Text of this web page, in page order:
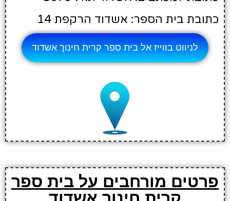
כתובת בית הספר: אשדוד הרקפת 14
לניווט בווייז אל בית ספר קרית חינוך אשדוד
פרטים מורחבים על בית ספר